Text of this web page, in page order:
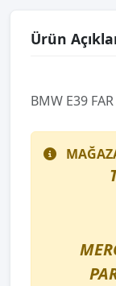
Ürün
BMW E39